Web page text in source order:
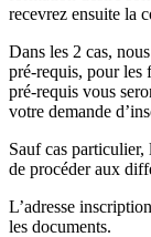
recevrez ensuite la
Dans les 2 cas,
pré-requis, pour les
pré-requis vous
votre demande
Sauf cas particulier,
de procéder aux
L’adresse
les documents.